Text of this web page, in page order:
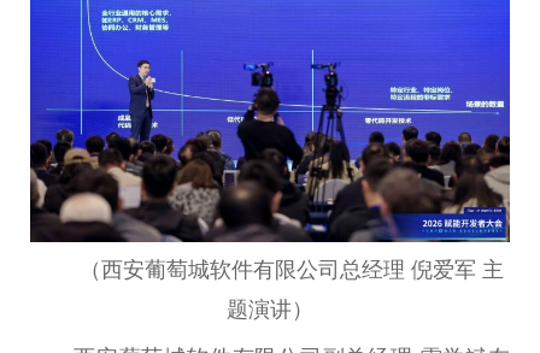
（西安葡萄城软件有限公司总经理 倪爱军 主
题演讲）